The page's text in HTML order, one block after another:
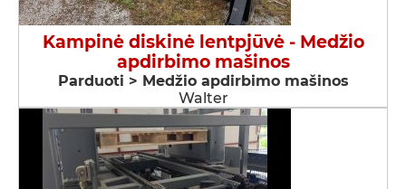
Kampinė diskinė lentpjūvė - Medžio
apdirbimo mašinos
Parduoti > Medžio apdirbimo mašinos
Walter